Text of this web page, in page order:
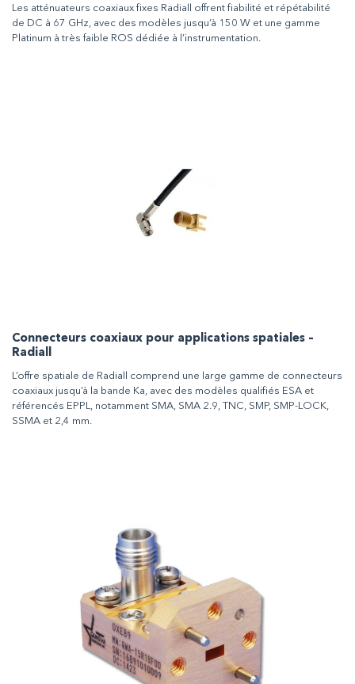
Les atténuateurs coaxiaux fixes Radiall offrent fiabilité et répétabilité
de DC à 67 GHz, avec des modèles jusqu’à 150 W et une gamme
Platinum à très faible ROS dédiée à l’instrumentation.
Connecteurs coaxiaux pour applications spatiales –
Radiall
L’offre spatiale de Radiall comprend une large gamme de connecteurs
coaxiaux jusqu’à la bande Ka, avec des modèles qualifiés ESA et
référencés EPPL, notamment SMA, SMA 2.9, TNC, SMP, SMP-LOCK,
SSMA et 2,4 mm.